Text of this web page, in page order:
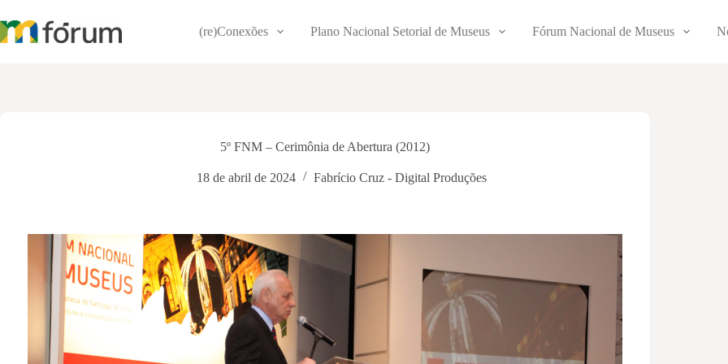
para
o
(re)Conexões Plano Nacional Setorial de Museus Fórum Nacional de Museus
5º FNM – Cerimônia de Abertura (2012)
18 de abril de 2024 Fabrício Cruz - Digital Produções